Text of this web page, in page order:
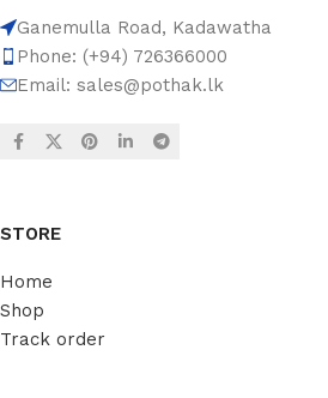
Ganemulla Road, Kadawatha
Phone: (+94) 726366000
Email: sales@pothak.lk
STORE
Home
Shop
Track order